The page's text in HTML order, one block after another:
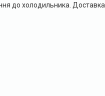
до холодильника.